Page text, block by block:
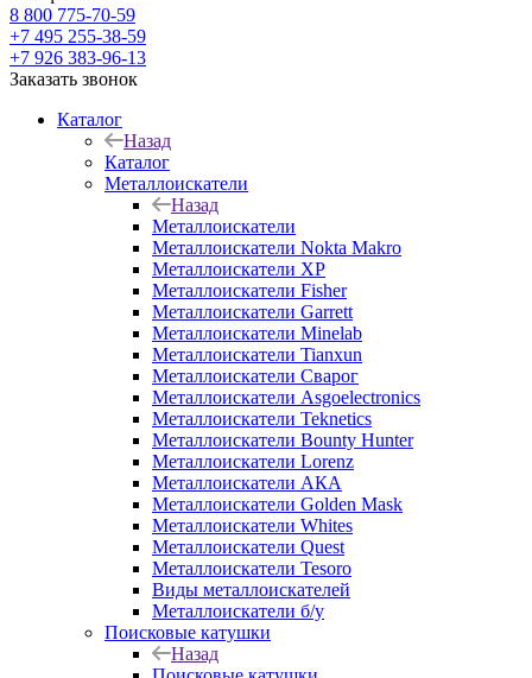
8 800 775-70-59
+7 495 255-38-59
+7 926 383-96-13
Заказать звонок
Каталог
Назад
Каталог
Металлоискатели
Назад
Металлоискатели
Металлоискатели Nokta Makro
Металлоискатели XP
Металлоискатели Fisher
Металлоискатели Garrett
Металлоискатели Minelab
Металлоискатели Tianxun
Металлоискатели Сварог
Металлоискатели Asgoelectronics
Металлоискатели Teknetics
Металлоискатели Bounty Hunter
Металлоискатели Lorenz
Металлоискатели АКА
Металлоискатели Golden Mask
Металлоискатели Whites
Металлоискатели Quest
Металлоискатели Tesoro
Виды металлоискателей
Металлоискатели б/у
Поисковые катушки
Назад